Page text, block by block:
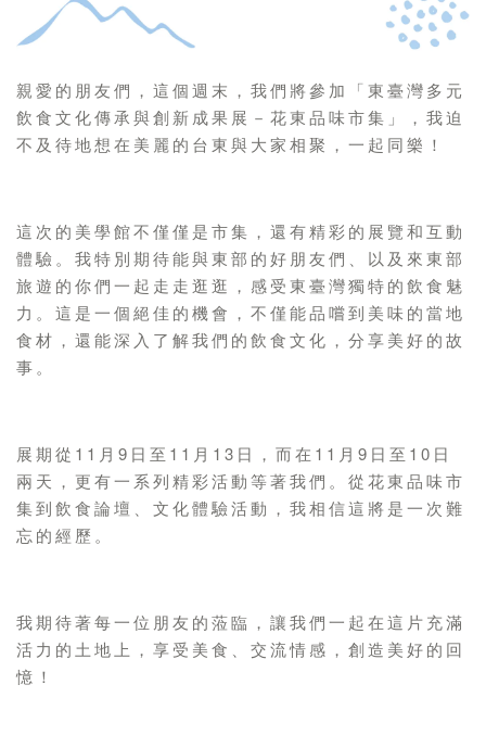
親愛的朋友們，這個週末，我們將參加「東臺灣多元
飲食文化傳承與創新成果展－花東品味市集」，我迫
不及待地想在美麗的台東與大家相聚，一起同樂！
這次的美學館不僅僅是市集，還有精彩的展覽和互動
體驗。我特別期待能與東部的好朋友們、以及來東部
旅遊的你們一起走走逛逛，感受東臺灣獨特的飲食魅
力。這是一個絕佳的機會，不僅能品嚐到美味的當地
食材，還能深入了解我們的飲食文化，分享美好的故
事。
展期從11月9日至11月13日，而在11月9日至10日
兩天，更有一系列精彩活動等著我們。從花東品味市
集到飲食論壇、文化體驗活動，我相信這將是一次難
忘的經歷。
我期待著每一位朋友的蒞臨，讓我們一起在這片充滿
活力的土地上，享受美食、交流情感，創造美好的回
憶！